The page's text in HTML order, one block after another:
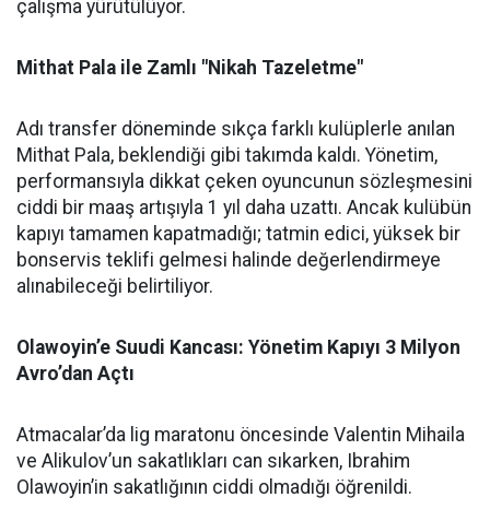
çalışma yürütülüyor.
Mithat Pala ile Zamlı "Nikah Tazeletme"
Adı transfer döneminde sıkça farklı kulüplerle anılan
Mithat Pala, beklendiği gibi takımda kaldı. Yönetim,
performansıyla dikkat çeken oyuncunun sözleşmesini
ciddi bir maaş artışıyla 1 yıl daha uzattı. Ancak kulübün
kapıyı tamamen kapatmadığı; tatmin edici, yüksek bir
bonservis teklifi gelmesi halinde değerlendirmeye
alınabileceği belirtiliyor.
Olawoyin’e Suudi Kancası: Yönetim Kapıyı 3 Milyon
Avro’dan Açtı
Atmacalar’da lig maratonu öncesinde Valentin Mihaila
ve Alikulov’un sakatlıkları can sıkarken, Ibrahim
Olawoyin’in sakatlığının ciddi olmadığı öğrenildi.